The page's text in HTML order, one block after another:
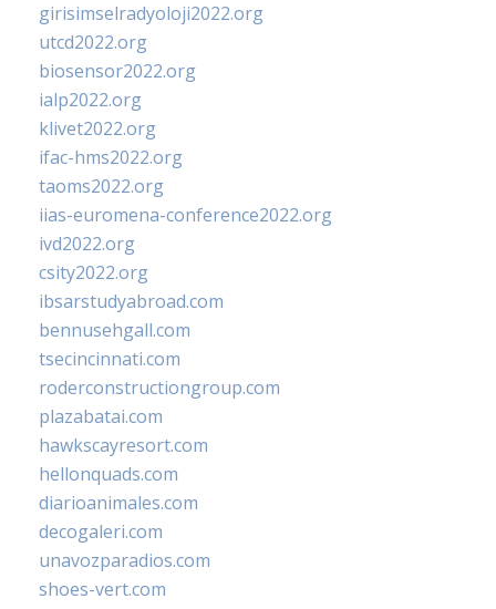
girisimselradyoloji2022.org
utcd2022.org
biosensor2022.org
ialp2022.org
klivet2022.org
ifac-hms2022.org
taoms2022.org
iias-euromena-conference2022.org
ivd2022.org
csity2022.org
ibsarstudyabroad.com
bennusehgall.com
tsecincinnati.com
roderconstructiongroup.com
plazabatai.com
hawkscayresort.com
hellonquads.com
diarioanimales.com
decogaleri.com
unavozparadios.com
shoes-vert.com